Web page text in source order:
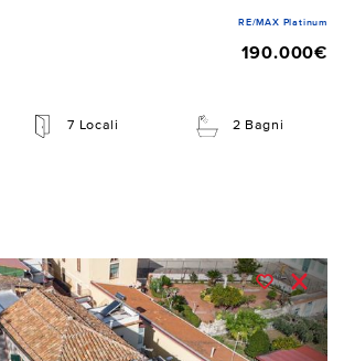
RE/MAX Platinum
190.000€
7 Locali 2 Bagni